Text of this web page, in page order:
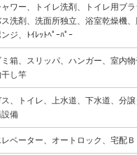
ャワー、トイレ洗剤、トイレ用ブラ
洗剤、洗面所独立、浴室乾燥機
ンジ、ﾄｲﾚｯﾄﾍﾟｰﾊﾟｰ
ミ箱、スリッパ、ハンガー、室内物
し竿
ス、トイレ、上水道、下水道、分
備
レベーター、オートロック、宅配Ｂ